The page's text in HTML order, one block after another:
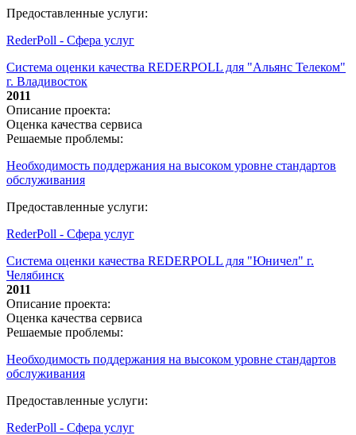
Предоставленные услуги:
RederPoll - Сфера услуг
Система оценки качества REDERPOLL для "Альянс Телеком"
г. Владивосток
2011
Описание проекта:
Оценка качества сервиса
Решаемые проблемы:
Необходимость поддержания на высоком уровне стандартов
обслуживания
Предоставленные услуги:
RederPoll - Сфера услуг
Система оценки качества REDERPOLL для "Юничел" г.
Челябинск
2011
Описание проекта:
Оценка качества сервиса
Решаемые проблемы:
Необходимость поддержания на высоком уровне стандартов
обслуживания
Предоставленные услуги:
RederPoll - Сфера услуг